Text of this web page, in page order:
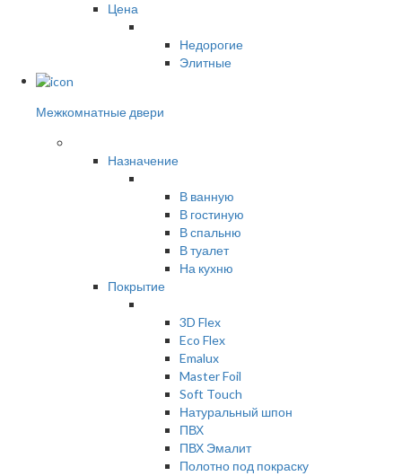
Цена
Недорогие
Элитные
Межкомнатные двери
Назначение
В ванную
В гостиную
В спальню
В туалет
На кухню
Покрытие
3D Flex
Eco Flex
Emalux
Master Foil
Soft Touch
Натуральный шпон
ПВХ
ПВХ Эмалит
Полотно под покраску